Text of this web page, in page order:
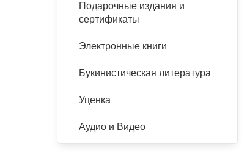
Подарочные издания и
сертификаты
Электронные книги
Букинистическая литература
Уценка
Аудио и Видео